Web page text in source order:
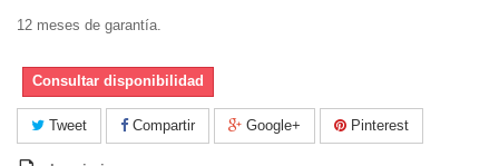
12 meses de garantía.
Consultar disponibilidad
Tweet Compartir Google+ Pinterest